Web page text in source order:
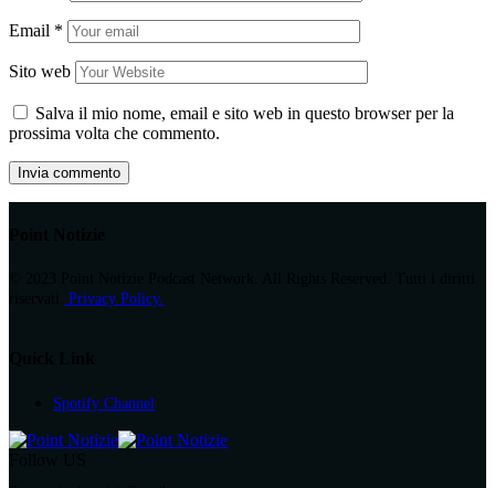
Email *
Sito web
Salva il mio nome, email e sito web in questo browser per la
prossima volta che commento.
Privacy Policy.
Spotify Channel